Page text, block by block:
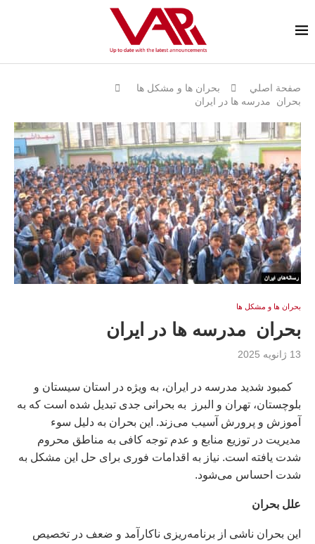
صفحة اصلي
بحران ها و مشكل ها
بحران مدرسه ها در ايران
بحران ها و مشكل ها
بحران مدرسه ها در ايران
13 ژانویه 2025
کمبود شدید مدرسه در ایران، به ویژه در استان سیستان و
بلوچستان، تهران و البرز به بحرانی جدی تبدیل شده است که به
آموزش و پرورش آسیب می‌زند. این بحران به دلیل سوء
مدیریت در توزیع منابع و عدم توجه کافی به مناطق محروم
شدت یافته است. نیاز به اقدامات فوری برای حل این مشکل به
شدت احساس می‌شود.
علل بحران
این بحران ناشی از برنامه‌ریزی ناکارآمد و ضعف در تخصیص